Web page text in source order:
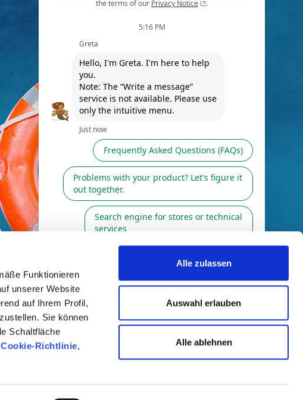
Funktionieren
unserer Website
auf Ihrem Profil,
Sie können
Schaltfläche
Cookie-Richtlinie,
Alle zulassen
Auswahl erlauben
Alle ablehnen
AUCH
FOLGEN SIE UNS